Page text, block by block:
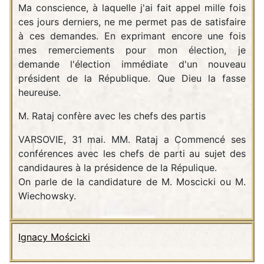
Ma conscience, à laquelle j'ai fait appel mille fois
ces jours derniers, ne me permet pas de satisfaire
à ces demandes. En exprimant encore une fois
mes remerciements pour mon élection, je
demande l'élection immédiate d'un nouveau
président de la République. Que Dieu la fasse
heureuse.
M. Rataj confère avec les chefs des partis
VARSOVIE, 31 mai. MM. Rataj a Commencé ses
conférences avec les chefs de parti au sujet des
candidaures à la présidence de la Répulique.
On parle de la candidature de M. Moscicki ou M.
Wiechowsky.
Ignacy Mościcki